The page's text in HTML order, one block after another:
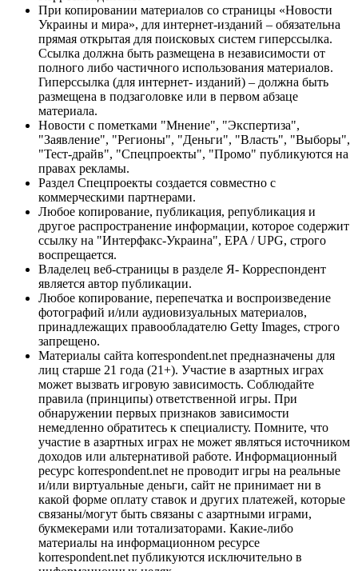
При копировании материалов со страницы «Новости
Украины и мира», для интернет-изданий – обязательна
прямая открытая для поисковых систем гиперссылка.
Ссылка должна быть размещена в независимости от
полного либо частичного использования материалов.
Гиперссылка (для интернет- изданий) – должна быть
размещена в подзаголовке или в первом абзаце
материала.
Новости с пометками "Мнение", "Экспертиза",
"Заявление", "Регионы", "Деньги", "Власть", "Выборы",
"Тест-драйв", "Спецпроекты", "Промо" публикуются на
правах рекламы.
Раздел Спецпроекты создается совместно с
коммерческими партнерами.
Любое копирование, публикация, републикация и
другое распространение информации, которое содержит
ссылку на "Интерфакс-Украина", EPA / UPG, строго
воспрещается.
Владелец веб-страницы в разделе Я- Корреспондент
является автор публикации.
Любое копирование, перепечатка и воспроизведение
фотографий и/или аудиовизуальных материалов,
принадлежащих правообладателю Getty Images, строго
запрещено.
Материалы сайта korrespondent.net предназначены для
лиц старше 21 года (21+). Участие в азартных играх
может вызвать игровую зависимость. Соблюдайте
правила (принципы) ответственной игры. При
обнаружении первых признаков зависимости
немедленно обратитесь к специалисту. Помните, что
участие в азартных играх не может являться источником
доходов или альтернативой работе. Информационный
ресурс korrespondent.net не проводит игры на реальные
и/или виртуальные деньги, сайт не принимает ни в
какой форме оплату ставок и других платежей, которые
связаны/могут быть связаны с азартными играми,
букмекерами или тотализаторами. Какие-либо
материалы на информационном ресурсе
korrespondent.net публикуются исключительно в